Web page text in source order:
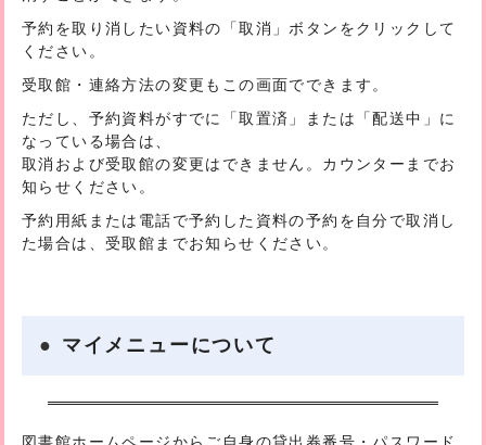
予約を取り消したい資料の「取消 」ボタンをクリックして
ください。
受取館・連絡方法の変更もこの画面でできます。
ただし、予約資料がすでに「取置済 」または「配送中 」に
なっている場合は、
取消および受取館の変更はできません。カウンターまでお
知らせください。
予約用紙または電話で予約した資料の予約を自分で取消し
た場合は、受取館までお知らせください。
マイメニューについて